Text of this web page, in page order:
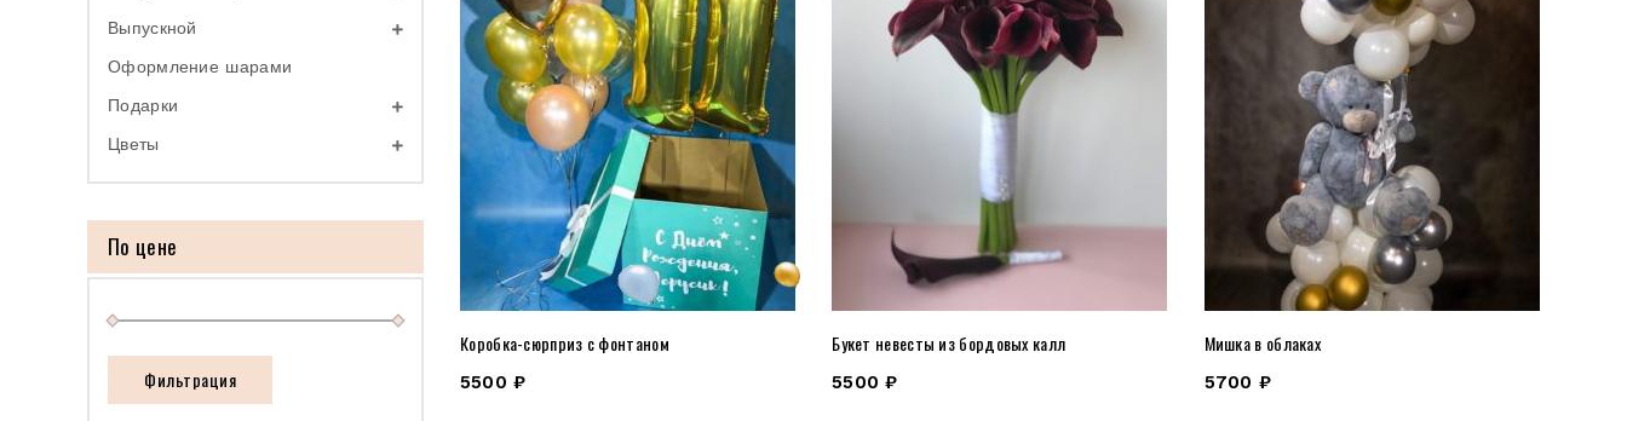
Коробка-сюрприз с фонтаном
5500 ₽
Букет невесты из бордовых калл
5500₽
Мишка в облаках
5700 ₽
Выпускной
Оформление шарами
Подарки
Цветы
По цене
Фильтрация